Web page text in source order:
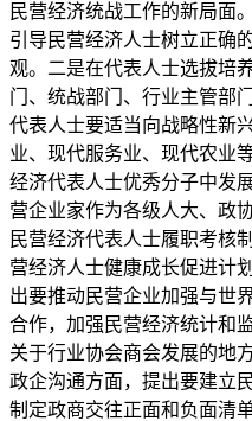
民营经济统战工作的新局面
引导民营经济人士树立正确
观。二是在代表人士选拔培
门、统战部门、行业主管部
代表人士要适当向战略性新
业、现代服务业、现代农业
经济代表人士优秀分子中发
营企业家作为各级人大、政
民营经济代表人士履职考核
营经济人士健康成长促进计
出要推动民营企业加强与世
合作，加强民营经济统计和
关于行业协会商会发展的地
政企沟通方面，提出要建立
制定政商交往正面和负面清